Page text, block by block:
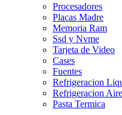
Procesadores
Placas Madre
Memoria Ram
Ssd y Nvme
Tarjeta de Video
Cases
Fuentes
Refrigeracion
Refrigeracion Aire
Pasta Termica